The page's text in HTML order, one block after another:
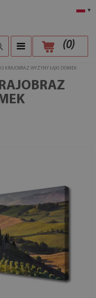
▾
(0)
KRAJOBRAZ WYŻYNY ŁĄKI DOMEK